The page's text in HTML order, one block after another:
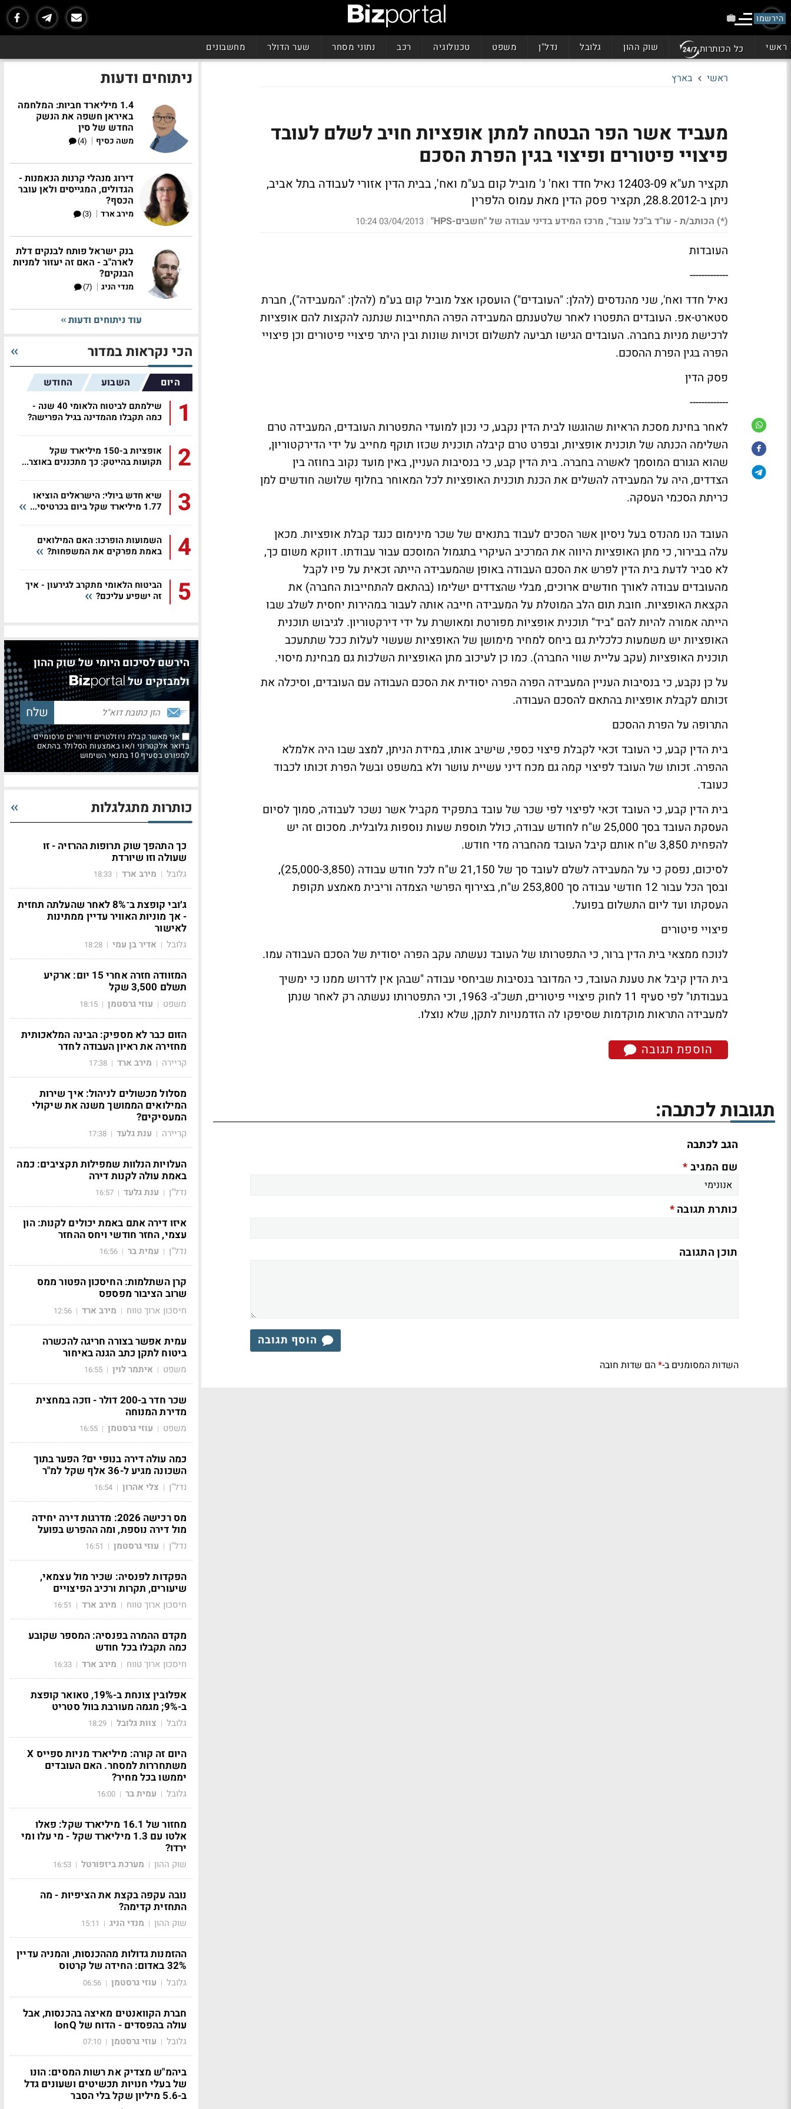
הירשמו
ראשי כל הכותרות שוק ההון גלובל נדל"ן משפט טכנולוגיה רכב נתוני מסחר שער הדולר מחשבונים
ראשי בארץ
מעביד אשר הפר הבטחה למתן אופציות חויב לשלם לעובד
פיצויי פיטורים ופיצוי בגין הפרת הסכם
תקציר תע"א 12403-09 נאיל חדד ואח' נ' מוביל קום בע"מ ואח', בבית הדין אזורי לעבודה בתל אביב,
ניתן ב-28.8.2012, תקציר פסק הדין מאת עמוס הלפרין
(*) הכותב/ת - עו"ד ב"כל עובד", מרכז המידע בדיני עבודה של "חשבים-HPS" |
03/04/2013 10:24
העובדות
-------------
נאיל חדד ואח', שני מהנדסים (להלן: "העובדים") הועסקו אצל מוביל קום בע"מ (להלן: "המעבידה"), חברת
סטארט-אפ. העובדים התפטרו לאחר שלטענתם המעבידה הפרה התחייבות שנתנה להקצות להם אופציות
לרכישת מניות בחברה. העובדים הגישו תביעה לתשלום זכויות שונות ובין היתר פיצויי פיטורים וכן פיצויי
הפרה בגין הפרת ההסכם.
פסק הדין
-------------
לאחר בחינת מסכת הראיות שהוגשו לבית הדין נקבע, כי נכון למועדי התפטרות העובדים, המעבידה טרם
השלימה הכנתה של תוכנית אופציות, ובפרט טרם קיבלה תוכנית שכזו תוקף מחייב על ידי הדירקטוריון,
שהוא הגורם המוסמך לאשרה בחברה. בית הדין קבע, כי בנסיבות העניין, באין מועד נקוב בחוזה בין
הצדדים, היה על המעבידה להשלים את הכנת תוכנית האופציות לכל המאוחר בחלוף שלושה חודשים למן
כריתת הסכמי העסקה.
העובד הנו מהנדס בעל ניסיון אשר הסכים לעבוד בתנאים של שכר מינימום כנגד קבלת אופציות. מכאן
עלה בבירור, כי מתן האופציות היווה את המרכיב העיקרי בתגמול המוסכם עבור עבודתו. דווקא משום כך,
לא סביר לדעת בית הדין לפרש את הסכם העבודה באופן שהמעבידה הייתה זכאית על פיו לקבל
מהעובדים עבודה לאורך חודשים ארוכים, מבלי שהצדדים ישלימו (בהתאם להתחייבות החברה) את
הקצאת האופציות. חובת תום הלב המוטלת על המעבידה חייבה אותה לעבור במהירות יחסית לשלב שבו
הייתה אמורה להיות להם "ביד" תוכנית אופציות מפורטת ומאושרת על ידי דירקטוריון. לגיבוש תוכנית
האופציות יש משמעות כלכלית גם ביחס למחיר מימושן של האופציות שעשוי לעלות ככל שתתעכב
תוכנית האופציות (עקב עליית שווי החברה). כמו כן לעיכוב מתן האופציות השלכות גם מבחינת מיסוי.
על כן נקבע, כי בנסיבות העניין המעבידה הפרה הפרה יסודית את הסכם העבודה עם העובדים, וסיכלה את
זכותם לקבלת אופציות בהתאם להסכם העבודה.
התרופה על הפרת ההסכם
בית הדין קבע, כי העובד זכאי לקבלת פיצוי כספי, שישיב אותו, במידת הניתן, למצב שבו היה אלמלא
ההפרה. זכותו של העובד לפיצוי קמה גם מכח דיני עשיית עושר ולא במשפט ובשל הפרת זכותו לכבוד
כעובד.
בית הדין קבע, כי העובד זכאי לפיצוי לפי שכר של עובד בתפקיד מקביל אשר נשכר לעבודה, סמוך לסיום
העסקת העובד בסך 25,000 ש"ח לחודש עבודה, כולל תוספת שעות נוספות גלובלית. מסכום זה יש
להפחית 3,850 ש"ח אותם קיבל העובד מהחברה מדי חודש.
לסיכום, נפסק כי על המעבידה לשלם לעובד סך של 21,150 ש"ח לכל חודש עבודה (25,000-3,850),
ובסך הכל עבור 12 חודשי עבודה סך 253,800 ש"ח, בצירוף הפרשי הצמדה וריבית מאמצע תקופת
העסקתו ועד ליום התשלום בפועל.
פיצויי פיטורים
לנוכח ממצאי בית הדין ברור, כי התפטרותו של העובד נעשתה עקב הפרה יסודית של הסכם העבודה עמו.
בית הדין קיבל את טענת העובד, כי המדובר בנסיבות שביחסי עבודה "שבהן אין לדרוש ממנו כי ימשיך
בעבודתו" לפי סעיף 11 לחוק פיצויי פיטורים, תשכ"ג- 1963, וכי התפטרותו נעשתה רק לאחר שנתן
למעבידה התראות מוקדמות שסיפקו לה הזדמנויות לתקן, שלא נוצלו.
הוספת תגובה
תגובות לכתבה:
הגב לכתבה
שם המגיב*
כותרת תגובה*
תוכן התגובה
הוסף תגובה
השדות המסומנים ב-*הם שדות חובה
ניתוחים ודעות
1.4 מיליארד חביות: המלחמה
באיראן חשפה את הנשק
החדש של סין
משה כסיף |
(4)
דירוג מנהלי קרנות הנאמנות -
הגדולים, המגייסים ולאן עובר
הכסף?
מירב ארד |
(3)
בנק ישראל פותח לבנקים דלת
לארה"ב - האם זה יעזור למניות
הבנקים?
מנדי הניג |
(7)
עוד ניתוחים ודעות
הכי נקראות במדור
היום השבוע החודש
1
שילמתם לביטוח הלאומי 40 שנה -
כמה תקבלו מהמדינה בגיל הפרישה?
2
אופציות ב-150 מיליארד שקל
תקועות בהייטק: כך מתכננים באוצר...
3
שיא חדש ביולי: הישראלים הוציאו
1.77 מיליארד שקל ביום בכרטיסי...
4
השמועות הופרכו: האם המילואים
באמת מפרקים את המשפחות?
5
הביטוח הלאומי מתקרב לגירעון - איך
זה ישפיע עליכם?
הירשם לסיכום היומי של שוק ההון
ולמבזקים של
אני מאשר קבלת ניוזלטרים ודיוורים פרסומיים
בדואר אלקטרוני ו/או באמצעות הסלולר בהתאם
למפורט בסעיף 10 בתנאי השימוש
כותרות מתגלגלות
כך התהפך שוק תרופות ההרזיה - זו
שעולה וזו שיורדת
גלובל | מירב ארד |
18:33
ג׳ובי קופצת ב־8% לאחר שהעלתה תחזית
- אך מוניות האוויר עדיין ממתינות
לאישור
גלובל | אדיר בן עמי |
18:28
המזוודה חזרה אחרי 15 יום: ארקיע
תשלם 3,500 שקל
משפט | עוזי גרסטמן |
18:15
הזום כבר לא מספיק: הבינה המלאכותית
מחזירה את ראיון העבודה לחדר
קריירה | מירב ארד |
17:38
מסלול מכשולים לניהול: איך שירות
המילואים הממושך משנה את שיקולי
המעסיקים?
קריירה | ענת גלעד |
17:38
העלויות הנלוות שמפילות תקציבים: כמה
באמת עולה לקנות דירה
נדל"ן | ענת גלעד |
16:57
איזו דירה אתם באמת יכולים לקנות: הון
עצמי, החזר חודשי ויחס ההחזר
נדל"ן | עמית בר |
16:56
קרן השתלמות: החיסכון הפטור ממס
שרוב הציבור מפספס
חיסכון ארוך טווח | מירב ארד |
12:56
עמית אפשר בצורה חריגה להכשרה
ביטוח לתקן כתב הגנה באיחור
משפט | איתמר לוין |
16:55
שכר חדר ב-200 דולר - וזכה במחצית
מדירת המנוחה
משפט | עוזי גרסטמן |
16:55
כמה עולה דירה בנופי ים? הפער בתוך
השכונה מגיע ל-36 אלף שקל למ"ר
נדל"ן | צלי אהרון |
16:54
מס רכישה 2026: מדרגות דירה יחידה
מול דירה נוספת, ומה ההפרש בפועל
נדל"ן | עוזי גרסטמן |
16:51
הפקדות לפנסיה: שכיר מול עצמאי,
שיעורים, תקרות ורכיב הפיצויים
חיסכון ארוך טווח | מירב ארד |
16:51
מקדם ההמרה בפנסיה: המספר שקובע
כמה תקבלו בכל חודש
חיסכון ארוך טווח | מירב ארד |
16:33
אפלובין צונחת ב-19%, טאואר קופצת
ב-9%; מגמה מעורבת בוול סטריט
גלובל | צוות גלובל |
18:29
היום זה קורה: מיליארד מניות ספייס X
משתחררות למסחר. האם העובדים
יממשו בכל מחיר?
גלובל | עמית בר |
16:00
מחזור של 16.1 מיליארד שקל: פאלו
אלטו עם 1.3 מיליארד שקל - מי עלו ומי
ירדו?
שוק ההון | מערכת ביזפורטל |
16:53
נובה עקפה בקצת את הציפיות - מה
התחזית קדימה?
שוק ההון | מנדי הניג |
15:11
ההזמנות גדולות מההכנסות, והמניה עדיין
32% באדום: החידה של קרטוס
גלובל | עוזי גרסטמן |
06:56
חברת הקוואנטים מאיצה בהכנסות, אבל
עולה בהפסדים - הדוח של IonQ
גלובל | עוזי גרסטמן |
07:10
ביהמ"ש מצדיק את רשות המסים: הונו
של בעלי חנויות תכשיטים ושעונים גדל
ב-5.6 מיליון שקל בלי הסבר